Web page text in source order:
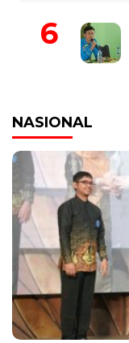
NASIONAL